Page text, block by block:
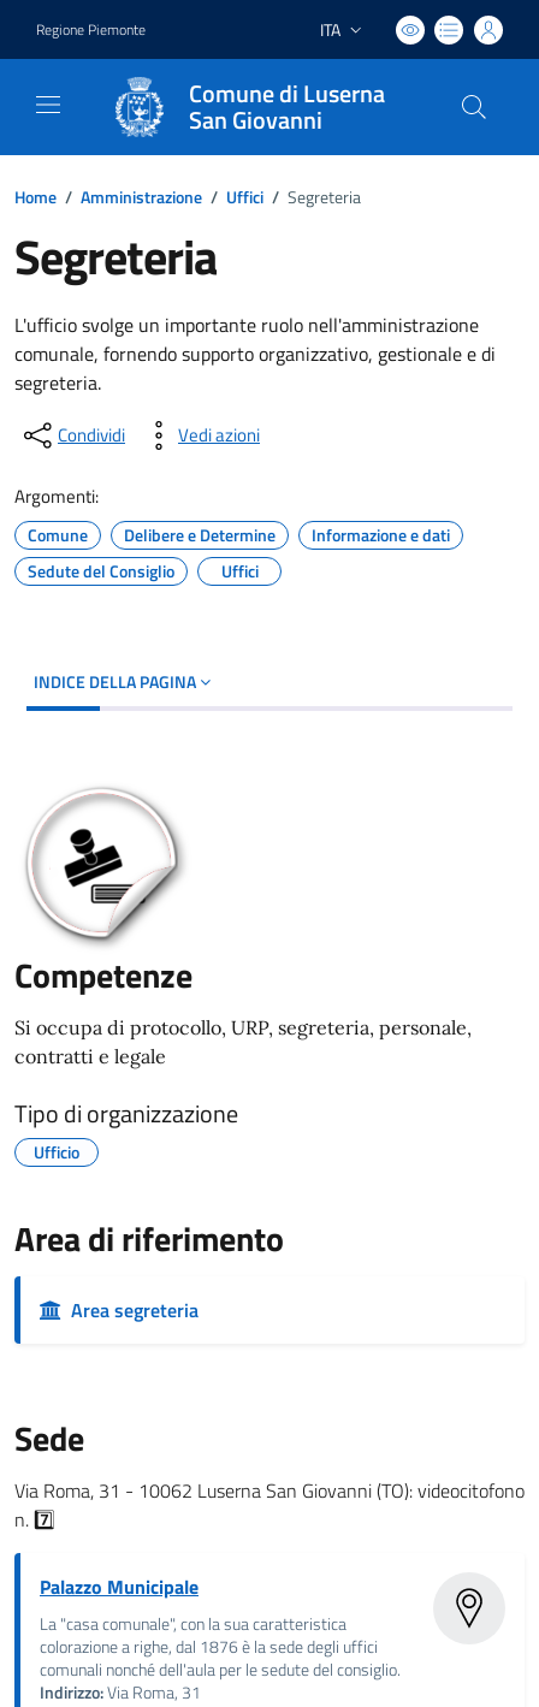
Regione Piemonte Lingua attiva:
ITA
Comune di Luserna
San Giovanni
Home / Amministrazione / Uffici / Segreteria
Segreteria
L'ufficio svolge un importante ruolo nell'amministrazione
comunale, fornendo supporto organizzativo, gestionale e di
segreteria.
Condividi Vedi azioni
Argomenti:
Comune Delibere e Determine
Informazione e dati
Sedute del Consiglio
Uffici
INDICE DELLA PAGINA
Competenze
Si occupa di protocollo, URP, segreteria, personale,
contratti e legale
Tipo di organizzazione
Ufficio
Area di riferimento
Area segreteria
Sede
Via Roma, 31 - 10062 Luserna San Giovanni (TO): videocitofono
n. 7️⃣
Palazzo Municipale
La "casa comunale", con la sua caratteristica
colorazione a righe, dal 1876 è la sede degli uffici
comunali nonché dell'aula per le sedute del consiglio.
Indirizzo:Via Roma, 31